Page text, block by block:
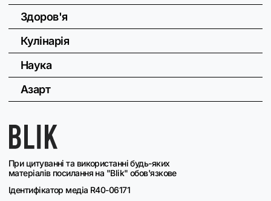
При цитуванні та використанні будь-яких
матеріалів посилання на "Blik" обов'язкове
Ідентифікатор медіа R40-06171
Здоров'я
Кулінарія
Наука
Азарт